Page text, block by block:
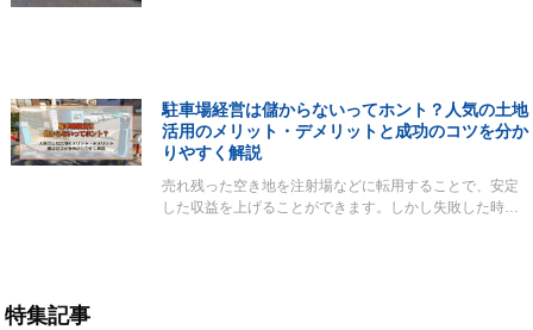
駐車場経営は儲からないってホント？人気の土地
活用のメリット・デメリットと成功のコツを分か
りやすく解説
売れ残った空き地を注射場などに転用することで、安定
した収益を上げることができます。しかし失敗した時…
特集記事